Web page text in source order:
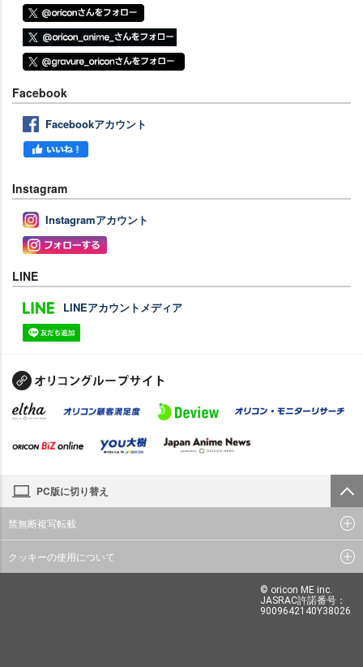
Facebook
Facebookアカウント
Instagram
Instagramアカウント
LINE
LINEアカウントメディア
PC版に切り替え
禁無断複写転載
クッキーの使用について
© oricon ME inc.
JASRAC許諾番号：
9009642140Y38026